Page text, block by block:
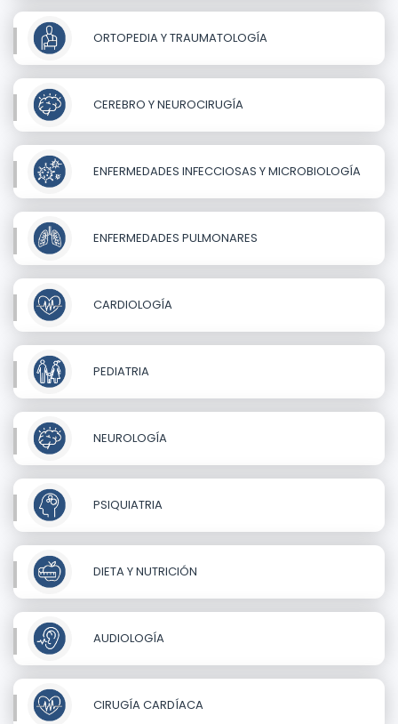
ORTOPEDIA Y TRAUMATOLOGÍA
CEREBRO Y NEUROCIRUGÍA
ENFERMEDADES INFECCIOSAS Y MICROBIOLOGÍA
ENFERMEDADES PULMONARES
CARDIOLOGÍA
PEDIATRIA
NEUROLOGÍA
PSIQUIATRIA
DIETA Y NUTRICIÓN
AUDIOLOGÍA
CIRUGÍA CARDÍACA